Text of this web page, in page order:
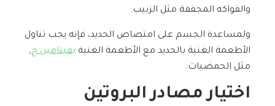
والفواكه المجففة مثل الزبيب.
ولمساعدة الجسم على امتصاص الحديد، فإنه يجب تناول
الأطعمة الغنية بالحديد مع الأطعمة الغنية بفيتامين ج،
مثل الحمضيات.
اختيار مصادر البروتين